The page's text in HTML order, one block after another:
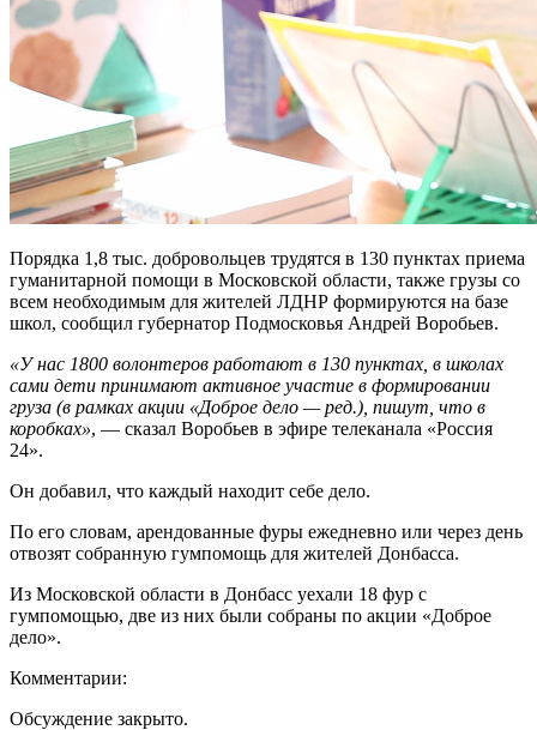
Порядка 1,8 тыс. добровольцев трудятся в 130 пунктах приема
гуманитарной помощи в Московской области, также грузы со
всем необходимым для жителей ЛДНР формируются на базе
школ, сообщил губернатор Подмосковья Андрей Воробьев.
«У нас 1800 волонтеров работают в 130 пунктах, в школах
сами дети принимают активное участие в формировании
груза (в рамках акции «Доброе дело — ред.), пишут, что в
коробках», — сказал Воробьев в эфире телеканала «Россия
24».
Он добавил, что каждый находит себе дело.
По его словам, арендованные фуры ежедневно или через день
отвозят собранную гумпомощь для жителей Донбасса.
Из Московской области в Донбасс уехали 18 фур с
гумпомощью, две из них были собраны по акции «Доброе
дело».
Комментарии:
Обсуждение закрыто.